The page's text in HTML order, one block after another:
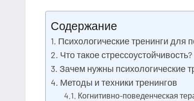
марта
2026
Содержание
Психологические тренинги для
Что такое стрессоустойчивость?
Зачем нужны психологические
Методы и техники тренингов
Когнитивно-поведенческая